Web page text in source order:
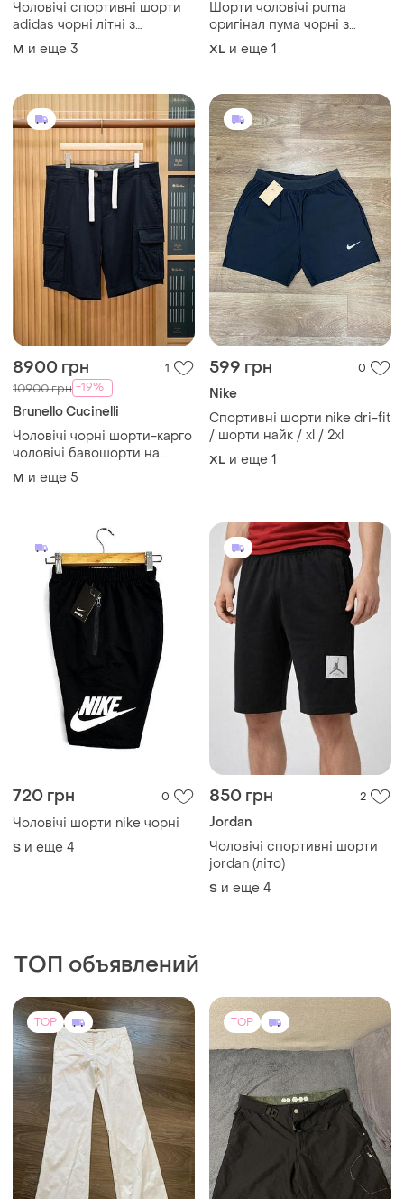
Чоловічі спортивні шорти
adidas чорні літні з
кишенями на блискавці для
футболу бігу m-2xl,шорти з
M и еще 3
Шорти чоловічі puma
оригінал пума чорні з
логотипом плащівка
спортивні легкі великий
XL и еще 1
8900 грн 1
10900 грн -19%
Brunello Cucinelli
Чоловічі чорні шорти-карго
чоловічі бавошорти на
шнурівці чоловічі короткі
M и еще 5
599 грн 0
Nike
Спортивні шорти nike dri-fit
/ шорти найк / xl / 2xl
XL и еще 1
720 грн 0
Чоловічі шорти nike чорні
S и еще 4
850 грн 2
Jordan
Чоловічі спортивні шорти
jordan (літо)
S и еще 4
ТОП объявлений
TOP TOP